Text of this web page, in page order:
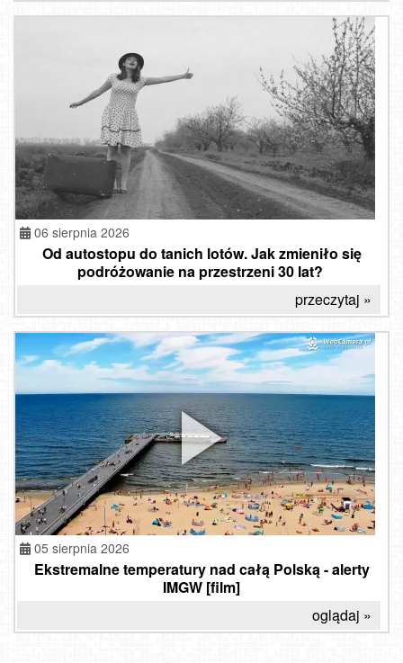
06 sierpnia 2026
Od autostopu do tanich lotów. Jak zmieniło się
podróżowanie na przestrzeni 30 lat?
przeczytaj »
05 sierpnia 2026
Ekstremalne temperatury nad całą Polską - alerty
IMGW [film]
oglądaj »